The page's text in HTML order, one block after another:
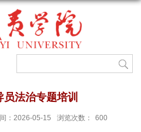
法治专题培训
：2026-05-15 浏览次数： 600